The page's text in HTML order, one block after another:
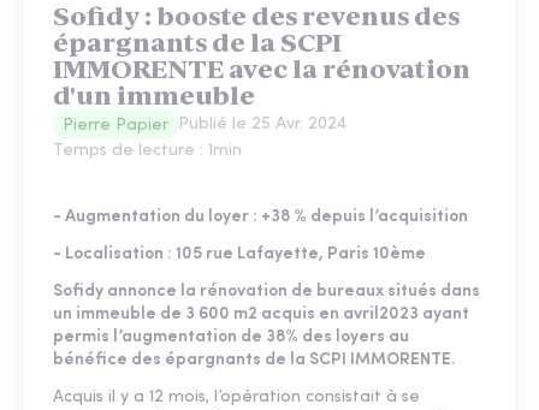
Sofidy : booste des revenus des
épargnants de la SCPI
IMMORENTE avec la rénovation
d'un immeuble
Pierre Papier Publié le 25 Avr. 2024
Temps de lecture : 1min
- Augmentation du loyer : +38 % depuis l’acquisition
- Localisation : 105 rue Lafayette, Paris 10ème
Sofidy annonce la rénovation de bureaux situés dans
un immeuble de 3 600 m2 acquis en avril2023 ayant
permis l’augmentation de 38% des loyers au
bénéfice des épargnants de la SCPI IMMORENTE.
Acquis il y a 12 mois, l’opération consistait à se